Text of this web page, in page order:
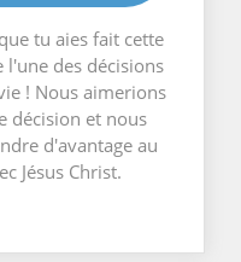
tu aies fait cette
l'une des décisions
! Nous aimerions
décision et nous
d'avantage au
Jésus Christ.